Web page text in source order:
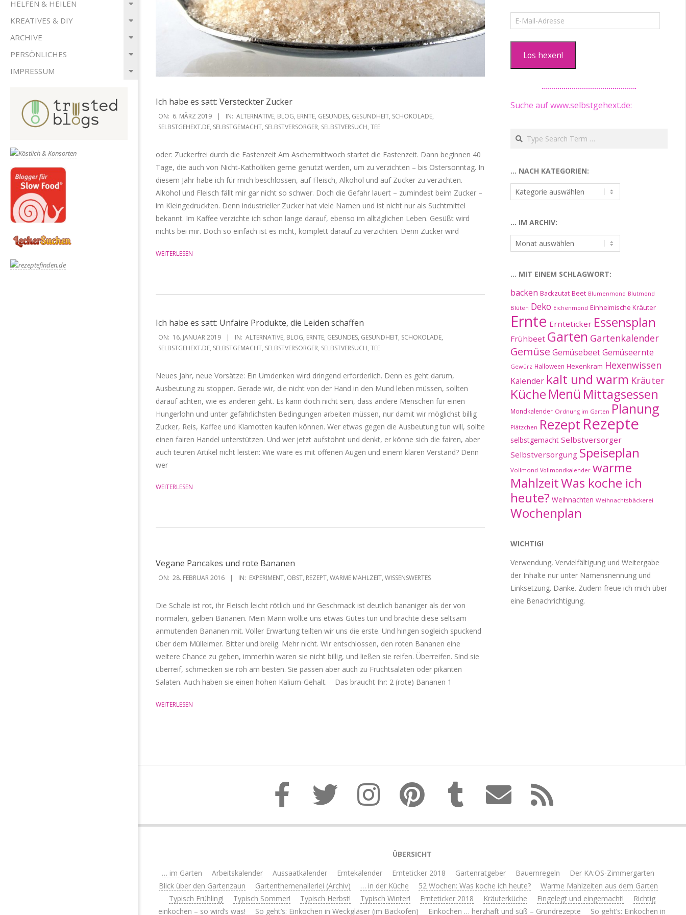
HELFEN & HEILEN
KREATIVES & DIY
ARCHIVE
PERSÖNLICHES
IMPRESSUM
Ich habe es satt: Versteckter Zucker
2019-
03-
ON: 6. MÄRZ 2019 IN: ALTERNATIVE, BLOG, ERNTE, GESUNDES, GESUNDHEIT, SCHOKOLADE,
SELBSTGEHEXT.DE, SELBSTGEMACHT, SELBSTVERSORGER, SELBSTVERSUCH, TEE
oder: Zuckerfrei durch die Fastenzeit Am Aschermittwoch startet die Fastenzeit. Dann beginnen 40
Tage, die auch von Nicht-Katholiken gerne genutzt werden, um zu verzichten – bis Ostersonntag. In
diesem Jahr habe ich für mich beschlossen, auf Fleisch, Alkohol und auf Zucker zu verzichten.
Alkohol und Fleisch fällt mir gar nicht so schwer. Doch die Gefahr lauert – zumindest beim Zucker –
im Kleingedruckten. Denn industrieller Zucker hat viele Namen und ist nicht nur als Suchtmittel
bekannt. Im Kaffee verzichte ich schon lange darauf, ebenso im alltäglichen Leben. Gesüßt wird
nichts bei mir. Doch so einfach ist es nicht, komplett darauf zu verzichten. Denn Zucker wird
WEITERLESEN
Ich habe es satt: Unfaire Produkte, die Leiden schaffen
2019-
01-
ON: 16. JANUAR 2019 IN: ALTERNATIVE, BLOG, ERNTE, GESUNDES, GESUNDHEIT, SCHOKOLADE,
SELBSTGEHEXT.DE, SELBSTGEMACHT, SELBSTVERSORGER, SELBSTVERSUCH, TEE
Neues Jahr, neue Vorsätze: Ein Umdenken wird dringend erforderlich. Denn es geht darum,
Ausbeutung zu stoppen. Gerade wir, die nicht von der Hand in den Mund leben müssen, sollten
darauf achten, wie es anderen geht. Es kann doch nicht sein, dass andere Menschen für einen
Hungerlohn und unter gefährlichsten Bedingungen arbeiten müssen, nur damit wir möglichst billig
Zucker, Reis, Kaffee und Klamotten kaufen können. Wer etwas gegen die Ausbeutung tun will, sollte
einen fairen Handel unterstützen. Und wer jetzt aufstöhnt und denkt, er könne sich die fairen, aber
auch teuren Artikel nicht leisten: Wie wäre es mit offenen Augen und einem klaren Verstand? Denn
wer
WEITERLESEN
Vegane Pancakes und rote Bananen
2016-
ON: 28. FEBRUAR 2016 IN: EXPERIMENT, OBST, REZEPT, WARME MAHLZEIT, WISSENSWERTES
Die Schale ist rot, ihr Fleisch leicht rötlich und ihr Geschmack ist deutlich bananiger als der von
normalen, gelben Bananen. Mein Mann wollte uns etwas Gutes tun und brachte diese seltsam
anmutenden Bananen mit. Voller Erwartung teilten wir uns die erste. Und hingen sogleich spuckend
über dem Mülleimer. Bitter und breiig. Mehr nicht. Wir entschlossen, den roten Bananen eine
weitere Chance zu geben, immerhin waren sie nicht billig, und ließen sie reifen. Überreifen. Sind sie
überreif, schmecken sie roh am besten. Sie passen aber auch zu Fruchtsalaten oder pikanten
Salaten. Auch haben sie einen hohen Kalium-Gehalt. ‏ Das braucht Ihr: 2 (rote) Bananen 1
WEITERLESEN
E-
Mail-
Los hexen!
Suche auf www.selbstgehext.de:
Search
… NACH KATEGORIEN:
…
nach
… IM ARCHIV:
…
im
… MIT EINEM SCHLAGWORT:
backen Backzutat Beet Blumenmond Blutmond
Blüten Deko Eichenmond Einheimische Kräuter
Ernte Ernteticker Essensplan
Frühbeet Garten Gartenkalender
Gemüse Gemüsebeet Gemüseernte
Gewürz Halloween Hexenkram Hexenwissen
Kalender kalt und warm Kräuter
Küche Menü Mittagsessen
Mondkalender Ordnung im Garten Planung
Plätzchen Rezept Rezepte
selbstgemacht Selbstversorger
Selbstversorgung Speiseplan
Vollmond Vollmondkalender warme
MahlzeitWas koche ich
heute? Weihnachten Weihnachtsbäckerei
Wochenplan
WICHTIG!
Verwendung, Vervielfältigung und Weitergabe
der Inhalte nur unter Namensnennung und
Linksetzung. Danke. Zudem freue ich mich über
eine Benachrichtigung.
ÜBERSICHT
… im Garten
Arbeitskalender Aussaatkalender Erntekalender Ernteticker 2018 Gartenratgeber Bauernregeln
Der KA:OS-Zimmergarten
Blick über den Gartenzaun
Gartenthemenallerlei (Archiv) … in der Küche 52 Wochen: Was koche ich heute?
Warme Mahlzeiten aus dem Garten
Typisch Frühling!
Typisch Sommer! Typisch Herbst! Typisch Winter! Ernteticker 2018 Kräuterküche Eingelegt und eingemacht!
Richtig
einkochen – so wird’s was!
So geht’s: Einkochen in Weckgläser (im Backofen) Einkochen … herzhaft und süß – Grundrezepte So geht’s: Einkochen in